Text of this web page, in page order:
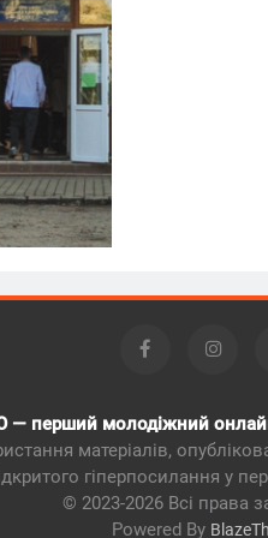
— перший молодіжний
матеріалів,
гіперпосилання у
© 2023-2026 Всі права
Powered By